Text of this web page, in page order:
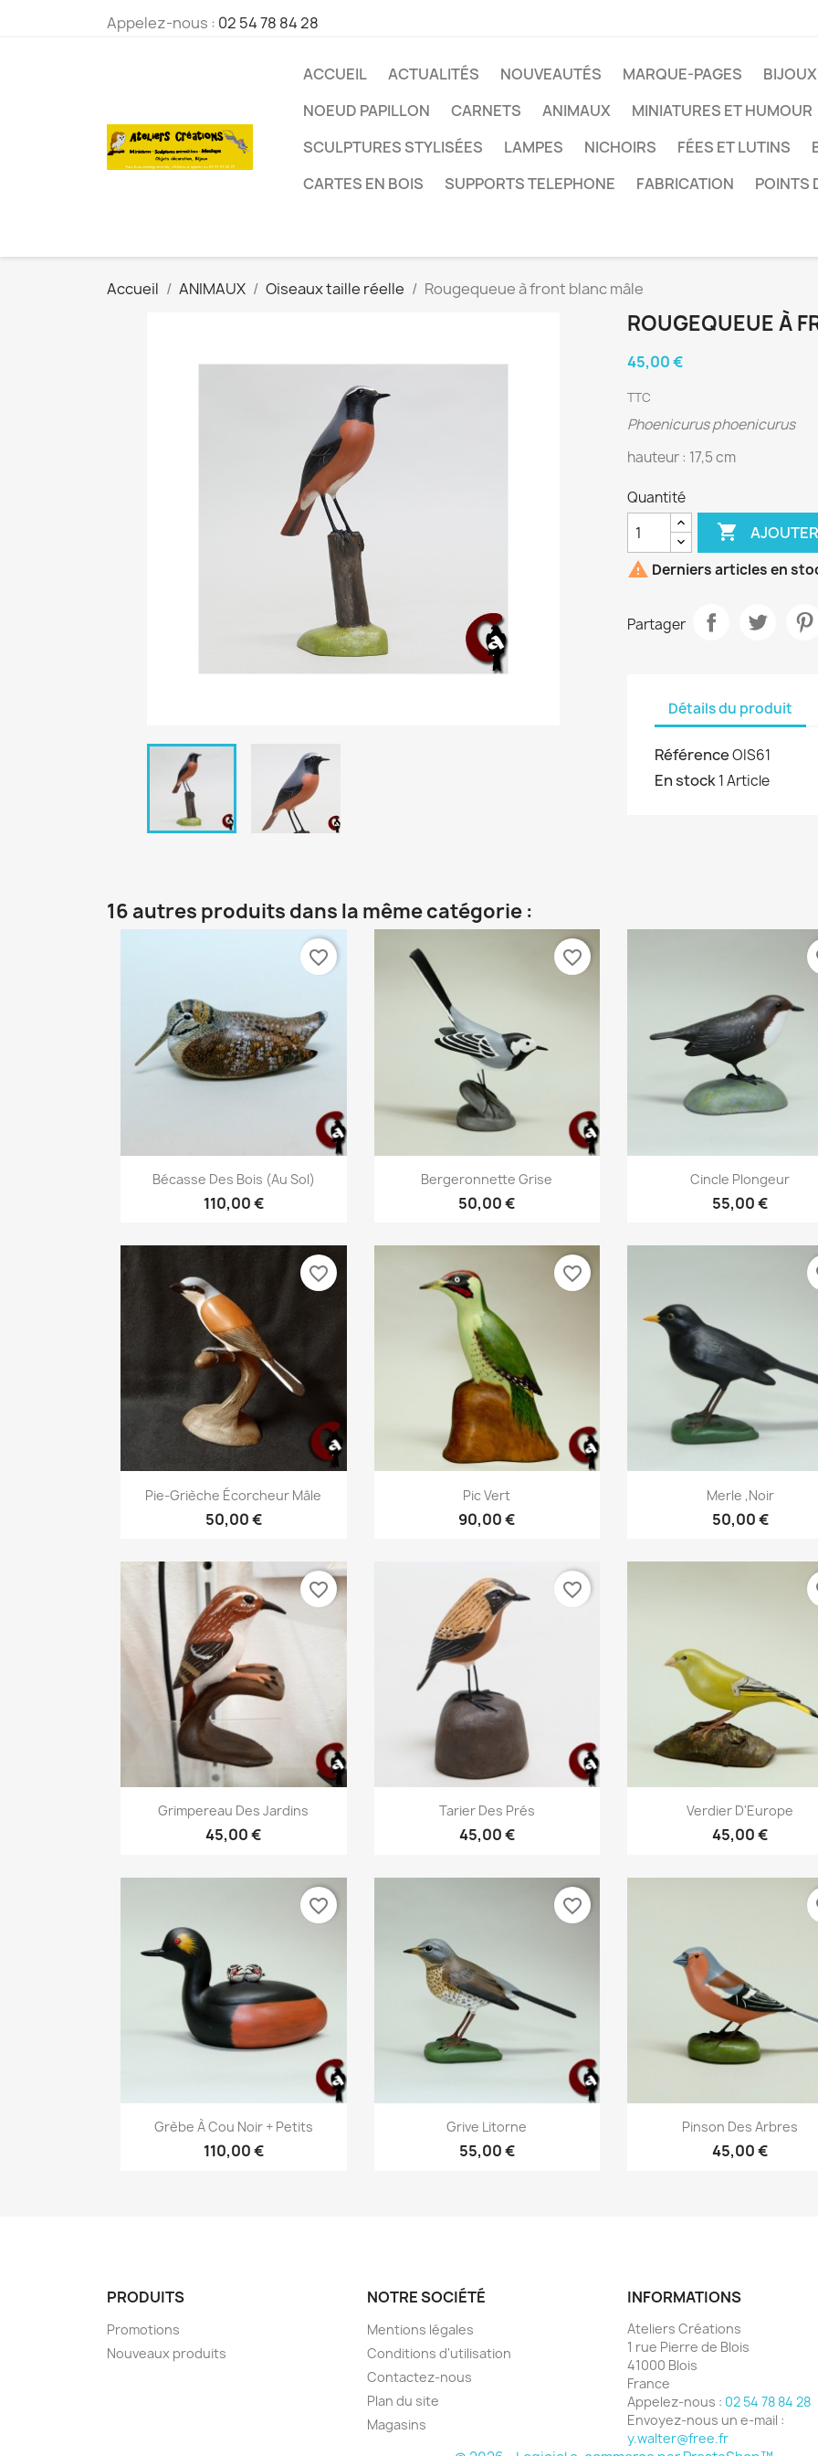
Appelez-nous : 02 54 78 84 28
ACCUEIL ACTUALITÉS NOUVEAUTÉS MARQUE-PAGES BIJOUX
NOEUD PAPILLON
CARNETS ANIMAUX MINIATURES ET HUMOUR
SCULPTURES STYLISÉES
LAMPES NICHOIRS FÉES ET LUTINS
CARTES EN BOIS
SUPPORTS TELEPHONE FABRICATION POINTS
Accueil ANIMAUX Oiseaux taille réelle Rougequeue à front blanc mâle
ROUGEQUEUE À
45,00 €
TTC
Phoenicurus phoenicurus
hauteur : 17,5 cm
Quantité

 Derniers articles en
Partager
Détails du produit
RéférenceOIS61
En stock1 Article
16 autres produits dans la même catégorie :
Aperçu rapide
Bécasse Des Bois (au Sol)
110,00 €
favorite_border
Aperçu rapide
Bergeronnette Grise
50,00 €
favorite_border
Aperçu rapide
Cincle Plongeur
55,00 €
Aperçu rapide
Pie-Grièche Écorcheur Mâle
50,00 €
favorite_border
Aperçu rapide
Pic Vert
90,00 €
favorite_border
Aperçu rapide
Merle ,noir
50,00 €
Aperçu rapide
Grimpereau Des Jardins
45,00 €
favorite_border
Aperçu rapide
Tarier Des Prés
45,00 €
favorite_border
Aperçu rapide
Verdier D'Europe
45,00 €
Aperçu rapide
Grèbe À Cou Noir + Petits
110,00 €
favorite_border
Aperçu rapide
Grive Litorne
55,00 €
favorite_border
Aperçu rapide
Pinson Des Arbres
45,00 €
PRODUITS
Promotions
Nouveaux produits
NOTRE SOCIÉTÉ
Mentions légales
Conditions d'utilisation
Contactez-nous
Plan du site
Magasins
INFORMATIONS
Ateliers Créations
1 rue Pierre de Blois
41000 Blois
France
Appelez-nous : 02 54 78 84 28
Envoyez-nous un e-mail :
y.walter@free.fr